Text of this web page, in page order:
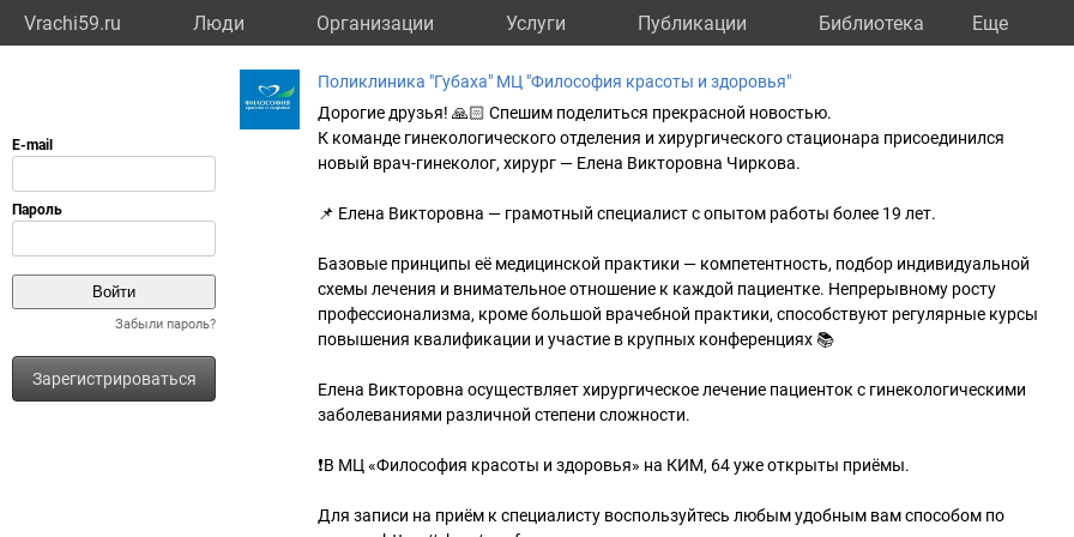
Vrachi59.ru Люди Организации Услуги Публикации Библиотека Eще
Забыли пароль?
Зарегистрироваться
Поликлиника "Губаха" МЦ "Философия красоты и здоровья"
Дорогие друзья! 🙏🏻 Спешим поделиться прекрасной новостью.
К команде гинекологического отделения и хирургического стационара присоединился
новый врач-гинеколог, хирург — Елена Викторовна Чиркова.
📌 Елена Викторовна — грамотный специалист с опытом работы более 19 лет.
Базовые принципы её медицинской практики — компетентность, подбор индивидуальной
схемы лечения и внимательное отношение к каждой пациентке. Непрерывному росту
профессионализма, кроме большой врачебной практики, способствуют регулярные курсы
повышения квалификации и участие в крупных конференциях 📚
Елена Викторовна осуществляет хирургическое лечение пациенток с гинекологическими
заболеваниями различной степени сложности.
❗️В МЦ «Философия красоты и здоровья» на КИМ, 64 уже открыты приёмы.
Для записи на приём к специалисту воспользуйтесь любым удобным вам способом по